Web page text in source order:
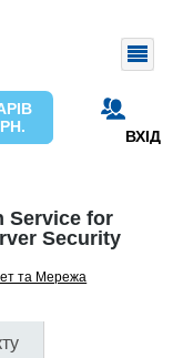
ВХІД
Service for
Security
та Мережа